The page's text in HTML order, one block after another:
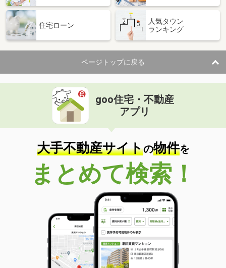
住宅ローン
人気タウン
ランキング
ページトップに戻る
goo住宅・不動産
アプリ
大手不動産サイトの物件を
まとめて検索！